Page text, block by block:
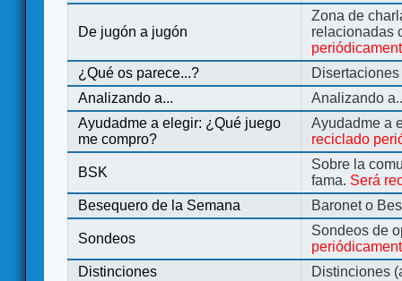
De jugón a jugón
Zona de
relacionadas
¿Qué os parece...?
Analizando a...
Analizando
Ayudadme a elegir: ¿Qué juego
me compro?
Ayudadme a
reciclado
BSK
Sobre la
fama. Será
Besequero de la Semana
Baronet o
Sondeos
Sondeos de
Distinciones
Distinciones